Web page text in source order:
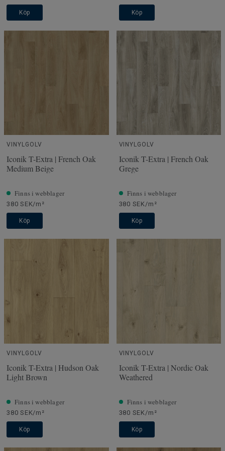
Köp Köp
VINYLGOLV
Iconik T-Extra | French Oak
Medium Beige
Finns i webblager
380 SEK/m²
Köp
VINYLGOLV
Iconik T-Extra | French Oak
Grege
Finns i webblager
380 SEK/m²
Köp
VINYLGOLV
Iconik T-Extra | Hudson Oak
Light Brown
Finns i webblager
380 SEK/m²
Köp
VINYLGOLV
Iconik T-Extra | Nordic Oak
Weathered
Finns i webblager
380 SEK/m²
Köp